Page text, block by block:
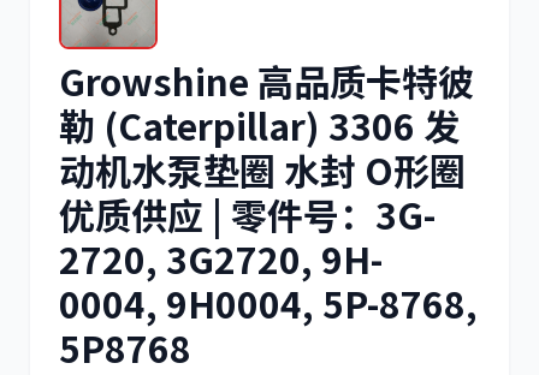
博世
洋马 住友
Growshine 高品质卡特彼
勒 (Caterpillar) 3306 发
动机水泵垫圈 水封 O形圈
优质供应 | 零件号：3G-
2720, 3G2720, 9H-
0004, 9H0004, 5P-8768,
5P8768